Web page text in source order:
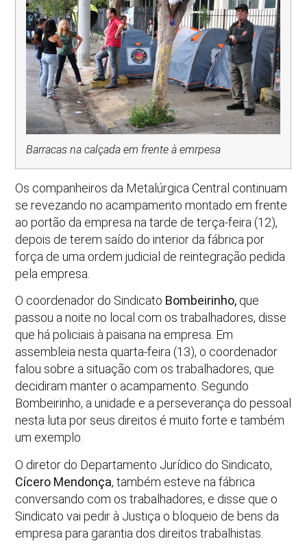
Barracas na calçada em frente à emrpesa
Os companheiros da Metalúrgica Central continuam
se revezando no acampamento montado em frente
ao portão da empresa na tarde de terça-feira (12),
depois de terem saído do interior da fábrica por
força de uma ordem judicial de reintegração pedida
pela empresa.
O coordenador do Sindicato Bombeirinho, que
passou a noite no local com os trabalhadores, disse
que há policiais à paisana na empresa. Em
assembleia nesta quarta-feira (13), o coordenador
falou sobre a situação com os trabalhadores, que
decidiram manter o acampamento. Segundo
Bombeirinho, a unidade e a perseverança do pessoal
nesta luta por seus direitos é muito forte e também
um exemplo.
O diretor do Departamento Jurídico do Sindicato,
Cícero Mendonça, também esteve na fábrica
conversando com os trabalhadores, e disse que o
Sindicato vai pedir à Justiça o bloqueio de bens da
empresa para garantia dos direitos trabalhistas.